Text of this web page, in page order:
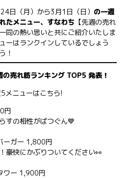
日（月）から3月1日（日） の一週
たメニュー、すなわち 【先週の売れ
同の熱い思いと共にご紹介いたしま
ーはランクインしているでしょう
！
売れ筋ランキング TOP5 発表！
メニューはこちら!
円
すの相性がばつぐん💙
ーガー 1,800円
豪快にかぶりついてください👀
ワー 1,900円